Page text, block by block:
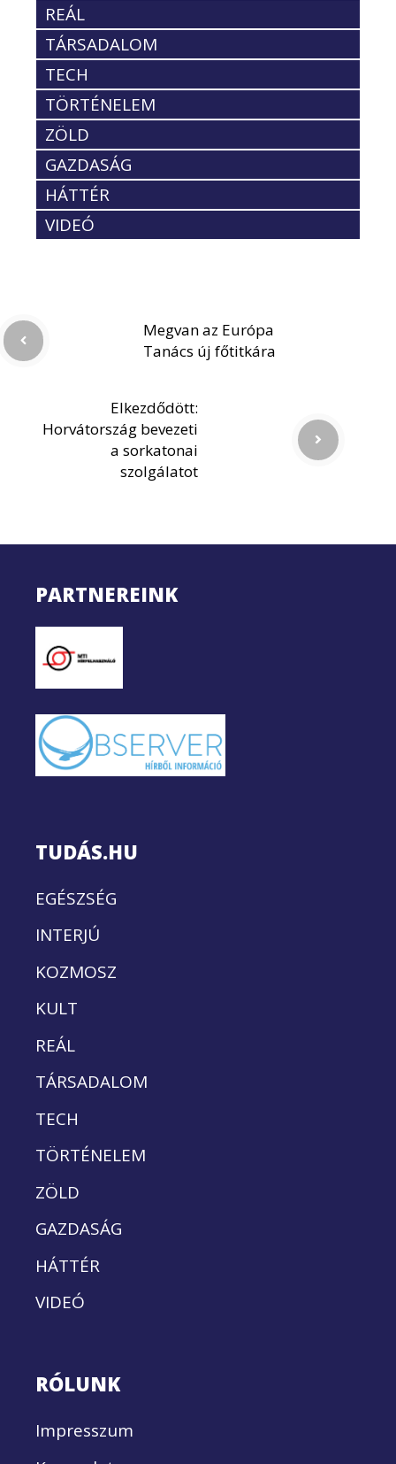
REÁL
TÁRSADALOM
TECH
TÖRTÉNELEM
ZÖLD
GAZDASÁG
HÁTTÉR
VIDEÓ
Megvan az Európa
Tanács új főtitkára
Elkezdődött:
Horvátország bevezeti
a sorkatonai
szolgálatot
PARTNEREINK
TUDÁS.HU
EGÉSZSÉG
INTERJÚ
KOZMOSZ
KULT
REÁL
TÁRSADALOM
TECH
TÖRTÉNELEM
ZÖLD
GAZDASÁG
HÁTTÉR
VIDEÓ
RÓLUNK
Impresszum